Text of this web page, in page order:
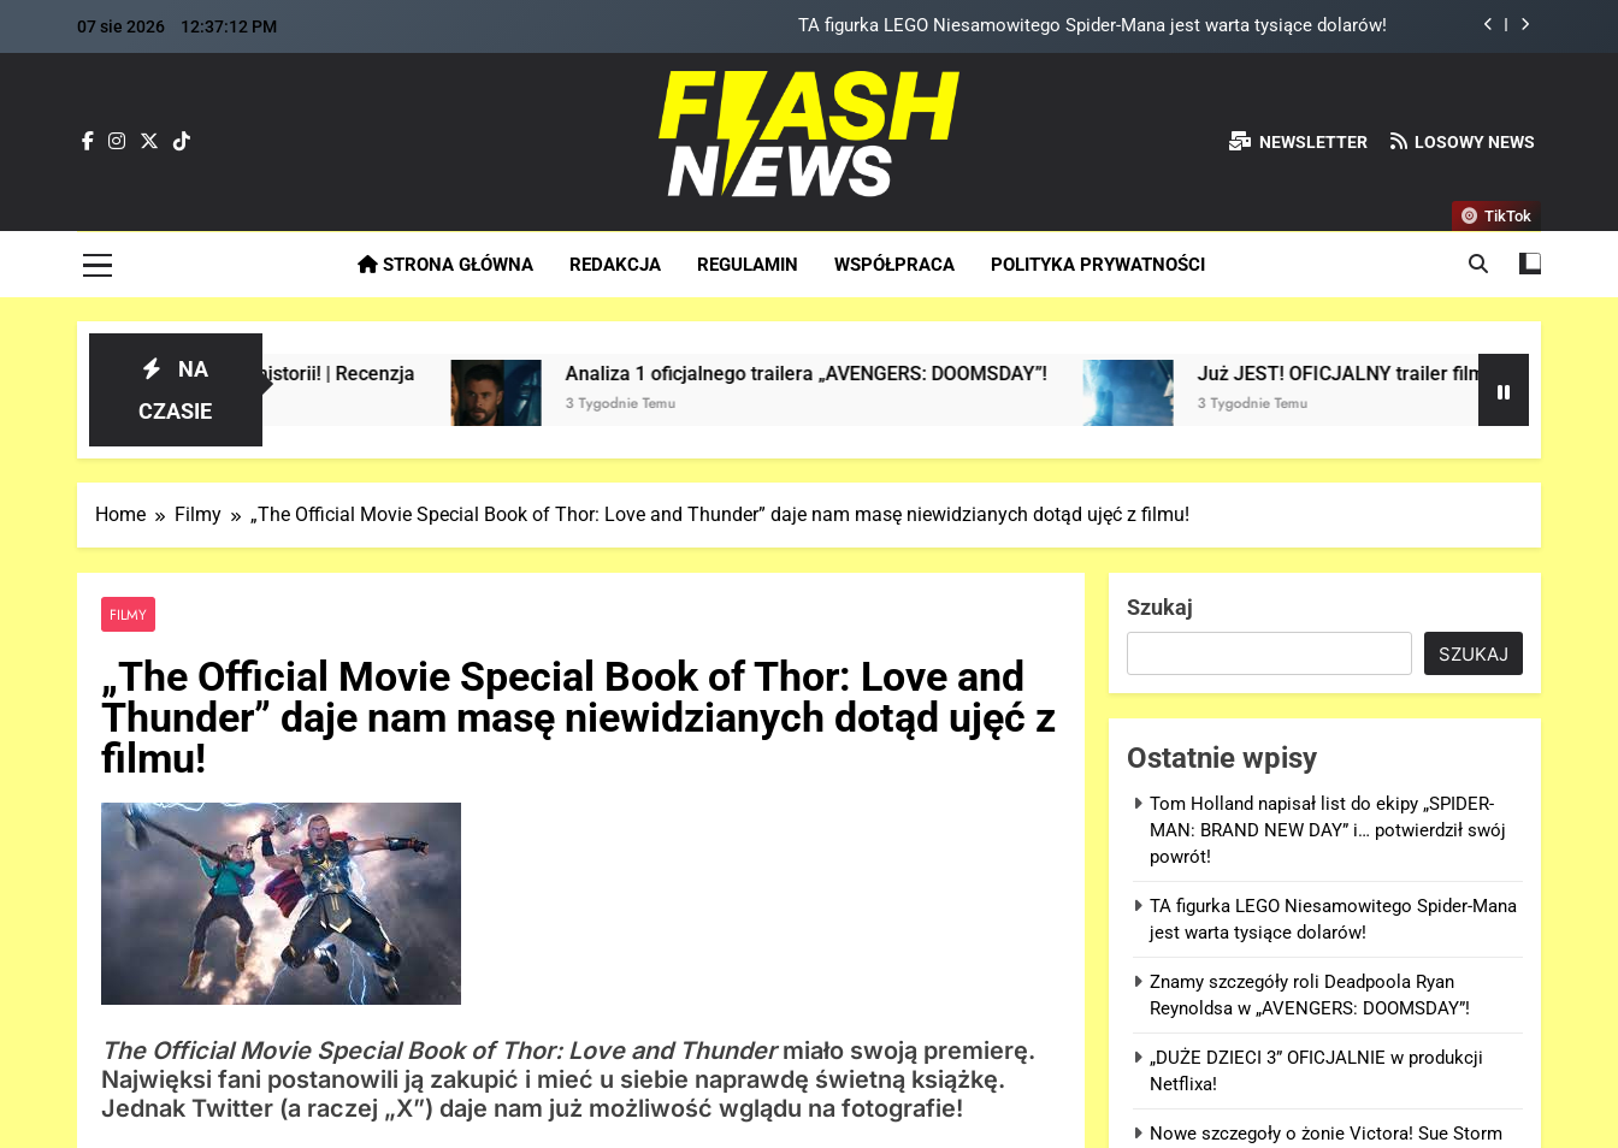
07 sie 2026 12:37:13 PM TA figurka LEGO Niesamowitego Spider-Mana jest warta tysiące dolarów!
Znamy szczegóły roli Deadpoola Ryan Reynoldsa w „AVENGERS: DOOMSDAY”!
„DUŻE DZIECI 3” OFICJALNIE w produkcji Netflixa!
Tom Holland napisał list do ekipy „SPIDER-MAN: BRAND NEW DAY” i… potwierdził swój powrót!
TA figurka LEGO Niesamowitego Spider-Mana jest warta tysiące dolarów!
Flash News
Najszybsza Dawka Newsów W Sieci
NEWSLETTER LOSOWY NEWS
STRONA GŁÓWNA REDAKCJA REGULAMIN WSPÓŁPRACA POLITYKA PRYWATNOŚCI
TikTok
NA
CZASIE
Spider-Manie w historii! | Recenzja Analiza 1 oficjalnego trailera „AVENGERS: DOOMSDAY”!
3 Tygodnie Temu
Już JEST! OFICJALNY trailer filmu „AVENGERS:
3 Tygodnie Temu
Home Filmy „The Official Movie Special Book of Thor: Love and Thunder” daje nam masę niewidzianych dotąd ujęć z filmu!
FILMY
„The Official Movie Special Book of Thor: Love and
Thunder” daje nam masę niewidzianych dotąd ujęć z
filmu!
The Official Movie Special Book of Thor: Love and Thundermiało swoją premierę.
Najwięksi fani postanowili ją zakupić i mieć u siebie naprawdę świetną książkę.
Jednak Twitter (a raczej „X”) daje nam już możliwość wglądu na fotografie!
Szukaj
SZUKAJ
Ostatnie wpisy
Tom Holland napisał list do ekipy „SPIDER-
MAN: BRAND NEW DAY” i… potwierdził swój
powrót!
TA figurka LEGO Niesamowitego Spider-Mana
jest warta tysiące dolarów!
Znamy szczegóły roli Deadpoola Ryan
Reynoldsa w „AVENGERS: DOOMSDAY”!
„DUŻE DZIECI 3” OFICJALNIE w produkcji
Netflixa!
Nowe szczegoły o żonie Victora! Sue Storm